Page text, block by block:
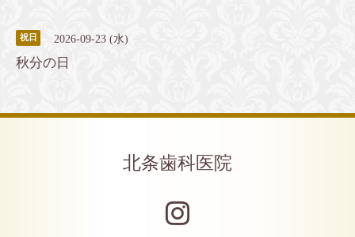
祝日 2026-09-23 (水)
秋分の日
北条歯科医院